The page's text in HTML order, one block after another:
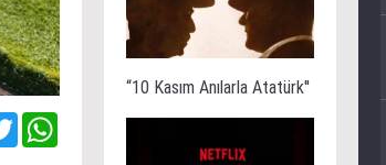
TwitterWhatsApp
“10 Kasım Anılarla Atatürk''